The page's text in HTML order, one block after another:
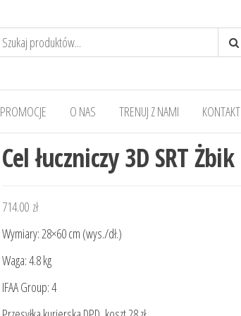
PROMOCJE O NAS TRENUJ Z NAMI KONTAKT
Cel łuczniczy 3D SRT Żbik
714.00 zł
Wymiary: 28×60 cm (wys./dł.)
Waga: 4.8 kg
IFAA Group: 4